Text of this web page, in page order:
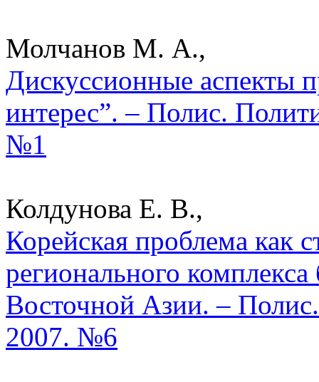
Молчанов М. А.,
Дискуссионные аспекты
интерес”. – Полис.
№1
Колдунова Е. В.,
Корейская проблема как
регионального
Восточной Азии. –
2007. №6